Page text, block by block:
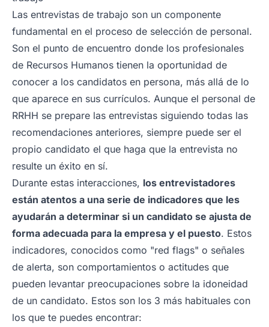
Las entrevistas de trabajo son un componente
fundamental en el proceso de selección de personal.
Son el punto de encuentro donde los profesionales
de Recursos Humanos tienen la oportunidad de
conocer a los candidatos en persona, más allá de lo
que aparece en sus currículos. Aunque el personal de
RRHH se prepare las entrevistas siguiendo todas las
recomendaciones anteriores, siempre puede ser el
propio candidato el que haga que la entrevista no
resulte un éxito en sí.
Durante estas interacciones, los entrevistadores
están atentos a una serie de indicadores que les
ayudarán a determinar si un candidato se ajusta de
forma adecuada para la empresa y el puesto. Estos
indicadores, conocidos como "red flags" o señales
de alerta, son comportamientos o actitudes que
pueden levantar preocupaciones sobre la idoneidad
de un candidato. Estos son los 3 más habituales con
los que te puedes encontrar: